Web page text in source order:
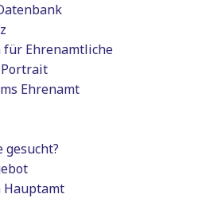
Ehrenamtliche
Ehrenamt
gesucht?
Hauptamt